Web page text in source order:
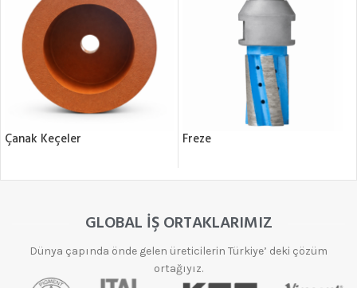
Çanak Keçeler Freze
GLOBAL İŞ ORTAKLARIMIZ
Dünya çapında önde gelen üreticilerin Türkiye’ deki çözüm
ortağıyız.